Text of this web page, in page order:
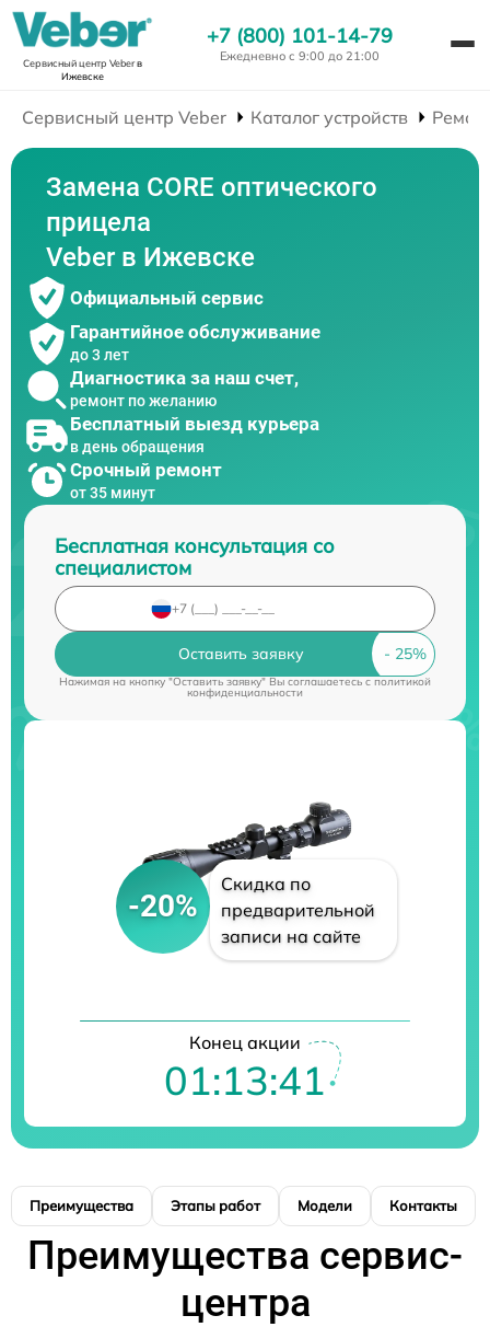
Сервисный центр Veberв
Ижевске
+7 (800) 101-14-79
Ежедневно с 9:00 до 21:00
Сервисный центр Veber Каталог устройств
Замена CORE оптического
прицела
Veber в Ижевске
Официальный сервис
Гарантийное обслуживание
до 3 лет
Диагностика за наш счет,
ремонт по желанию
Бесплатный выезд курьера
в день обращения
Срочный ремонт
от 35 минут
Бесплатная консультация со
специалистом
Оставить заявку
Нажимая на кнопку "Оставить заявку" Вы соглашаетесь cполитикой
конфиденциальности
-20%
Скидка по
предварительной
записи на сайте
Конец акции
01:13:41
Преимущества Этапы работ Модели Контакты
Преимущества сервис-
центра